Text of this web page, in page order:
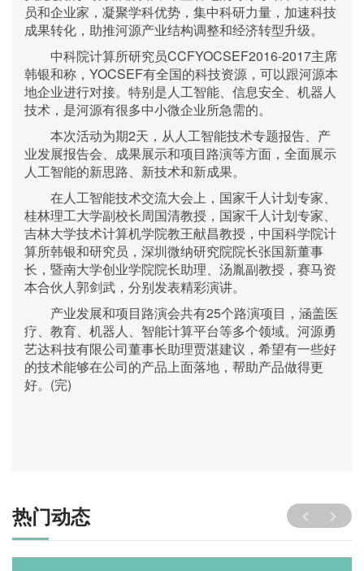
员和企业家，凝聚学科优势，集中科研力量，加速科技
成果转化，助推河源产业结构调整和经济转型升级。
中科院计算所研究员CCFYOCSEF2016-2017主席
韩银和称，YOCSEF有全国的科技资源，可以跟河源本
地企业进行对接。特别是人工智能、信息安全、机器人
技术，是河源有很多中小微企业所急需的。
本次活动为期2天，从人工智能技术专题报告、产
业发展报告会、成果展示和项目路演等方面，全面展示
人工智能的新思路、新技术和新成果。
在人工智能技术交流大会上，国家千人计划专家、
桂林理工大学副校长周国清教授，国家千人计划专家、
吉林大学技术计算机学院教王献昌教授，中国科学院计
算所韩银和研究员，深圳微纳研究院院长张国新董事
长，暨南大学创业学院院长助理、汤胤副教授，赛马资
本合伙人郭剑武，分别发表精彩演讲。
产业发展和项目路演会共有25个路演项目，涵盖医
疗、教育、机器人、智能计算平台等多个领域。河源勇
艺达科技有限公司董事长助理贾湛建议，希望有一些好
的技术能够在公司的产品上面落地，帮助产品做得更
好。(完)
热门动态